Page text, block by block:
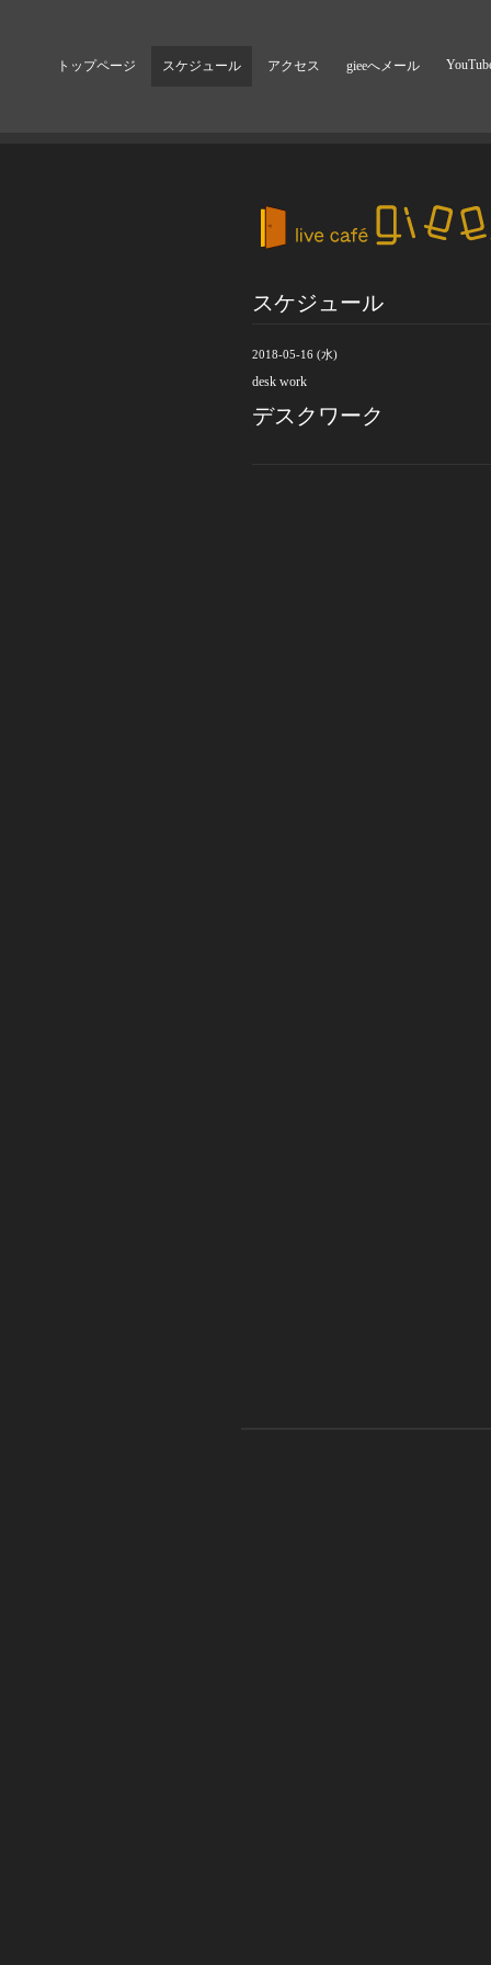
トップページ スケジュール アクセス gieeへメール
スケジュール
2018-05-16 (水)
desk work
デスクワーク